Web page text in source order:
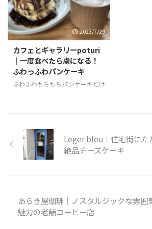
2023/7/29
カフェとギャラリーpoturi
｜一度食べたら虜になる！
ふわっふわパンケーキ
ふわふわもちもちパンケーキだけ
ま市加世田武田18278ー1 電話番
号 0993-52-7855 営業時間 10:00
～17:00 店休日 水曜日&不定休
Leger bleu｜住宅街にた
絶品チーズケーキ
あらき屋珈琲｜ノスタルジックな雰囲
魅力の老舗コーヒー店